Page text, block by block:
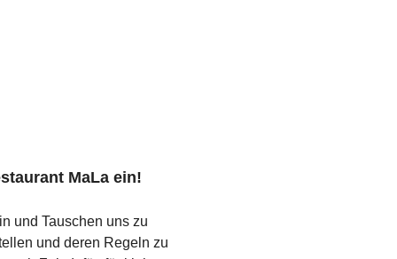
MaLa ein!
und Tauschen uns zu
und deren Regeln zu